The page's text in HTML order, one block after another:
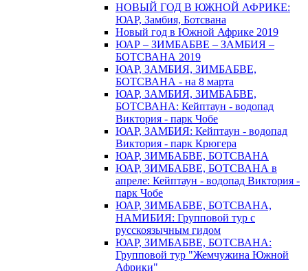
НОВЫЙ ГОД В ЮЖНОЙ АФРИКЕ:
ЮАР, Замбия, Ботсвана
Новый год в Южной Африке 2019
ЮАР – ЗИМБАБВЕ – ЗАМБИЯ –
БОТСВАНА 2019
ЮАР, ЗАМБИЯ, ЗИМБАБВЕ,
БОТСВАНА - на 8 марта
ЮАР, ЗАМБИЯ, ЗИМБАБВЕ,
БОТСВАНА: Кейптаун - водопад
Виктория - парк Чобе
ЮАР, ЗАМБИЯ: Кейптаун - водопад
Виктория - парк Крюгера
ЮАР, ЗИМБАБВЕ, БОТСВАНА
ЮАР, ЗИМБАБВЕ, БОТСВАНА в
апреле: Кейптаун - водопад Виктория -
парк Чобе
ЮАР, ЗИМБАБВЕ, БОТСВАНА,
НАМИБИЯ: Групповой тур с
русскоязычным гидом
ЮАР, ЗИМБАБВЕ, БОТСВАНА:
Групповой тур "Жемчужина Южной
Африки"